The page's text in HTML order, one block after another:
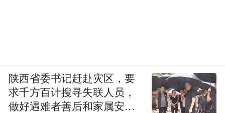
陕西省委书记赶赴灾区，要
求千方百计搜寻失联人员，
做好遇难者善后和家属安抚